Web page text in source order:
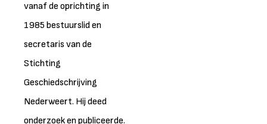
vanaf de oprichting in
1985 bestuurslid en
secretaris van de
Stichting
Geschiedschrijving
Nederweert. Hij deed
onderzoek en publiceerde.